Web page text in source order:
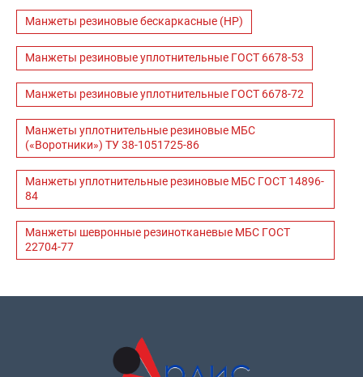
Манжеты резиновые бескаркасные (НР)
Манжеты резиновые уплотнительные ГОСТ 6678-53
Манжеты резиновые уплотнительные ГОСТ 6678-72
Манжеты уплотнительные резиновые МБС
(«Воротники») ТУ 38-1051725-86
Манжеты уплотнительные резиновые МБС ГОСТ 14896-
84
Манжеты шевронные резинотканевые МБС ГОСТ
22704-77